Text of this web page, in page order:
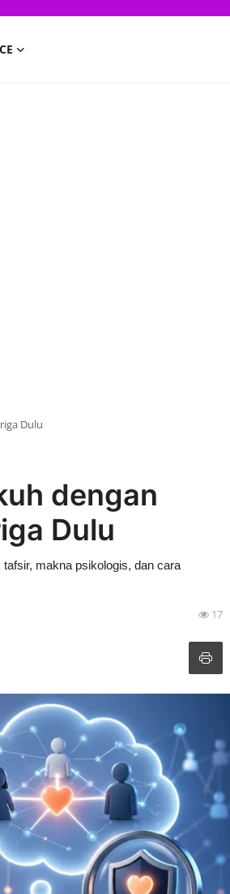
Dulu
dengan
Dulu
makna psikologis, dan cara
17